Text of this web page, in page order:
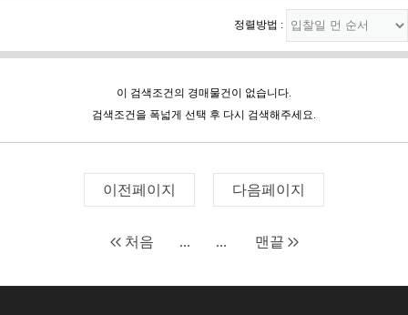
정렬방법 :
이 검색조건의 경매물건이 없습니다.
검색조건을 폭넓게 선택 후 다시 검색해주세요.
이전페이지 다음페이지
처음 ... ... 맨끝